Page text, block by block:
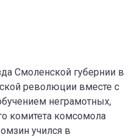
Смоленской губернии в
революции вместе с
неграмотных,
комитета комсомола
учился в